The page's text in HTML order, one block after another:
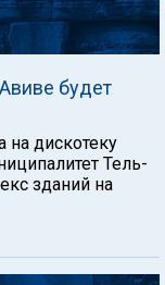
будет
на дискотеку
Тель-
зданий на